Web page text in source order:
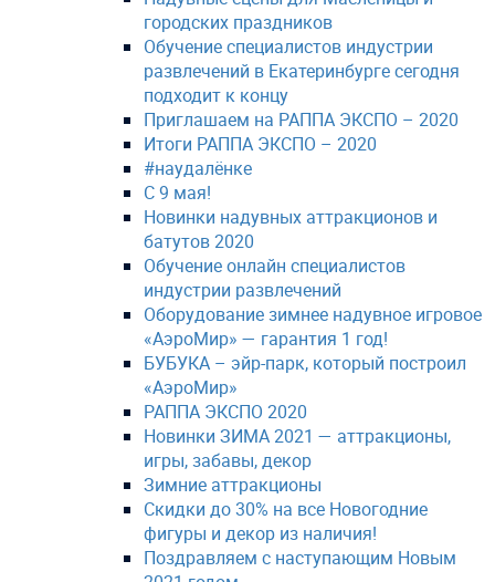
городских праздников
Обучение специалистов индустрии
развлечений в Екатеринбурге сегодня
подходит к концу
Приглашаем на РАППА ЭКСПО – 2020
Итоги РАППА ЭКСПО – 2020
#наудалёнке
С 9 мая!
Новинки надувных аттракционов и
батутов 2020
Обучение онлайн специалистов
индустрии развлечений
Оборудование зимнее надувное игровое
«АэроМир» — гарантия 1 год!
БУБУКА – эйр-парк, который построил
«АэроМир»
РАППА ЭКСПО 2020
Новинки ЗИМА 2021 — аттракционы,
игры, забавы, декор
Зимние аттракционы
Скидки до 30% на все Новогодние
фигуры и декор из наличия!
Поздравляем с наступающим Новым